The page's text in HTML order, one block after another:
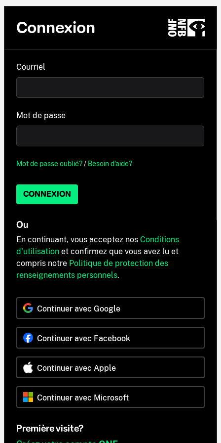
Connexion
Courriel
Mot de passe
Mot de passe oublié?/ Besoin d'aide?
CONNEXION
Ou
En continuant, vous acceptez nos Conditions
d'utilisation et confirmez que vous avez lu et
compris notre Politique de protection des
renseignements personnels.
Continuer avec Google
Continuer avec Facebook
Continuer avec Apple
Continuer avec Microsoft
Première visite?